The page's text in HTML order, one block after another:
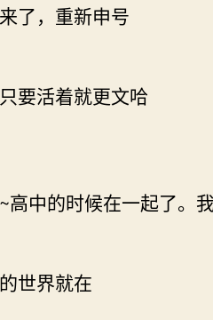
了，重新申号
要活着就更文哈
中的时候在一起了。
世界就在